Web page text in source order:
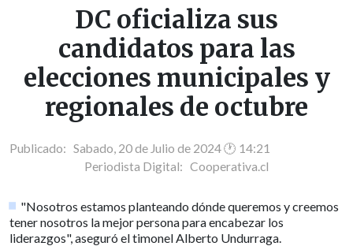
DC oficializa sus
candidatos para las
elecciones municipales y
regionales de octubre
Publicado: Sabado, 20 de Julio de 2024 🕐 14:21
Periodista Digital: Cooperativa.cl
"Nosotros estamos planteando dónde queremos y creemos
tener nosotros la mejor persona para encabezar los
liderazgos", aseguró el timonel Alberto Undurraga.